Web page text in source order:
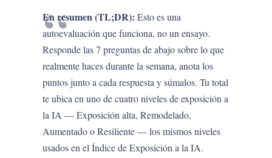
En resumen (TL;DR): Esto es una
autoevaluación que funciona, no un ensayo.
Responde las 7 preguntas de abajo sobre lo que
realmente haces durante la semana, anota los
puntos junto a cada respuesta y súmalos. Tu total
te ubica en uno de cuatro niveles de exposición a
la IA — Exposición alta, Remodelado,
Aumentado o Resiliente — los mismos niveles
usados en el Índice de Exposición a la IA.